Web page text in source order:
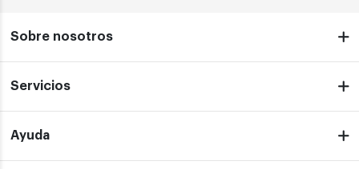
Sobre nosotros
Servicios
Ayuda